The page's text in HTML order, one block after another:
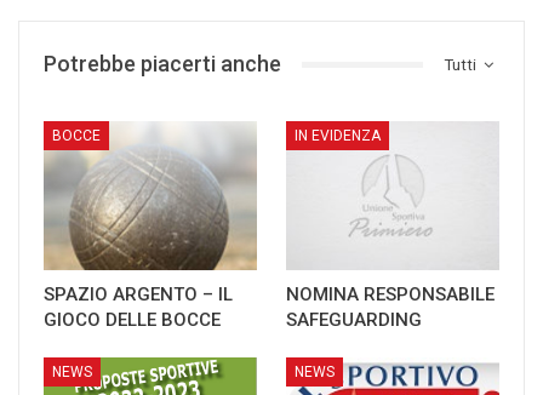
Tutti
Potrebbe piacerti anche
BOCCE
SPAZIO ARGENTO – IL
GIOCO DELLE BOCCE
IN EVIDENZA
NOMINA RESPONSABILE
SAFEGUARDING
NEWS NEWS